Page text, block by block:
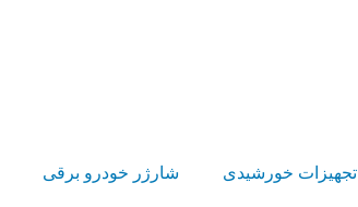
تجهیزات خورشیدی شارژر خودرو برقی